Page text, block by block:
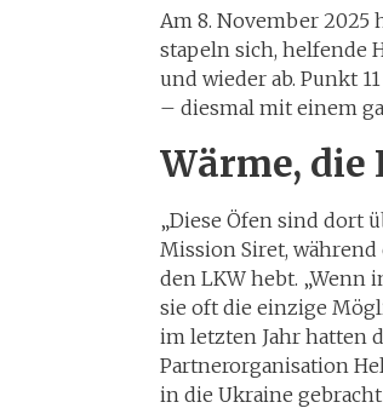
Am 8. November 2025
stapeln sich, helfende
und wieder ab. Punkt
– diesmal mit einem
Wärme, die
„Diese Öfen sind dort
Mission Siret,
den LKW hebt.
sie oft die einzige
im letzten Jahr hatten
Partnerorganisation
in die Ukraine